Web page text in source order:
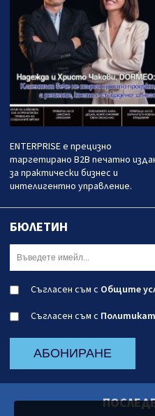
ENTERPRISE е прецизно
таргетирано B2B печатно
за практически бизнес и
интелигентно управление.
БЮЛЕТИН
Съгласен съм с Общите
Съгласен съм с
АБОНИРАНЕ